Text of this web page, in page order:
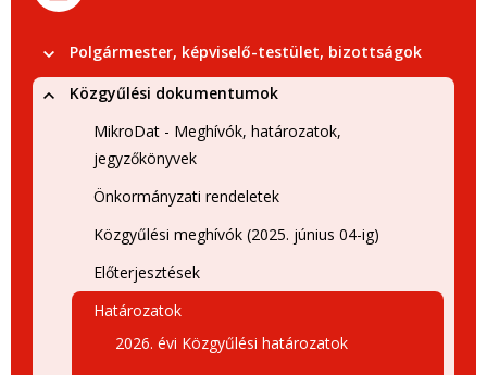
Polgármester, képviselő-testület, bizottságok
Közgyűlési dokumentumok
MikroDat - Meghívók, határozatok,
jegyzőkönyvek
Önkormányzati rendeletek
Közgyűlési meghívók (2025. június 04-ig)
Előterjesztések
Határozatok
2026. évi Közgyűlési határozatok